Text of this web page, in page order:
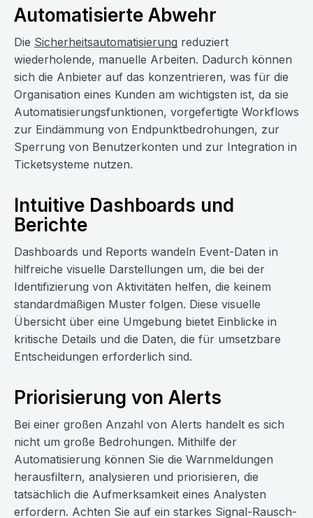
Automatisierte Abwehr
Die Sicherheitsautomatisierung reduziert
wiederholende, manuelle Arbeiten. Dadurch können
sich die Anbieter auf das konzentrieren, was für die
Organisation eines Kunden am wichtigsten ist, da sie
Automatisierungsfunktionen, vorgefertigte Workflows
zur Eindämmung von Endpunktbedrohungen, zur
Sperrung von Benutzerkonten und zur Integration in
Ticketsysteme nutzen.
Intuitive Dashboards und
Berichte
Dashboards und Reports wandeln Event-Daten in
hilfreiche visuelle Darstellungen um, die bei der
Identifizierung von Aktivitäten helfen, die keinem
standardmäßigen Muster folgen. Diese visuelle
Übersicht über eine Umgebung bietet Einblicke in
kritische Details und die Daten, die für umsetzbare
Entscheidungen erforderlich sind.
Priorisierung von Alerts
Bei einer großen Anzahl von Alerts handelt es sich
nicht um große Bedrohungen. Mithilfe der
Automatisierung können Sie die Warnmeldungen
herausfiltern, analysieren und priorisieren, die
tatsächlich die Aufmerksamkeit eines Analysten
erfordern. Achten Sie auf ein starkes Signal-Rausch-